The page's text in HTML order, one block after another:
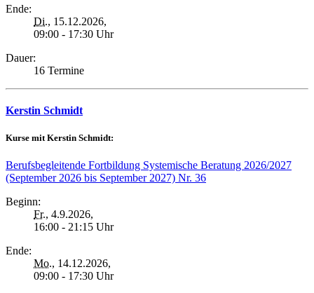
Ende:
Di., 15.12.2026,
09:00 - 17:30 Uhr
Dauer:
16 Termine
Kerstin Schmidt
Kurse mit Kerstin Schmidt:
Berufsbegleitende Fortbildung Systemische Beratung 2026/2027
(September 2026 bis September 2027) Nr. 36
Beginn:
Fr., 4.9.2026,
16:00 - 21:15 Uhr
Ende:
Mo., 14.12.2026,
09:00 - 17:30 Uhr